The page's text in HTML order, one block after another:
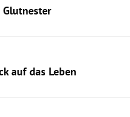
auf das Leben